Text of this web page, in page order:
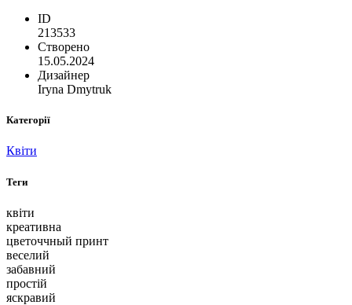
ID
213533
Створено
15.05.2024
Дизайнер
Iryna Dmytruk
Категорії
Квіти
Теги
квіти
креативна
цветоччный принт
веселий
забавний
простій
яскравий